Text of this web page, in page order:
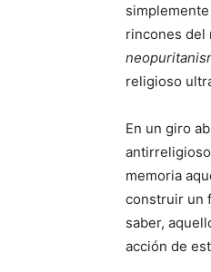
rincones del
religioso
En un giro
memoria
construir un
saber,
acción de